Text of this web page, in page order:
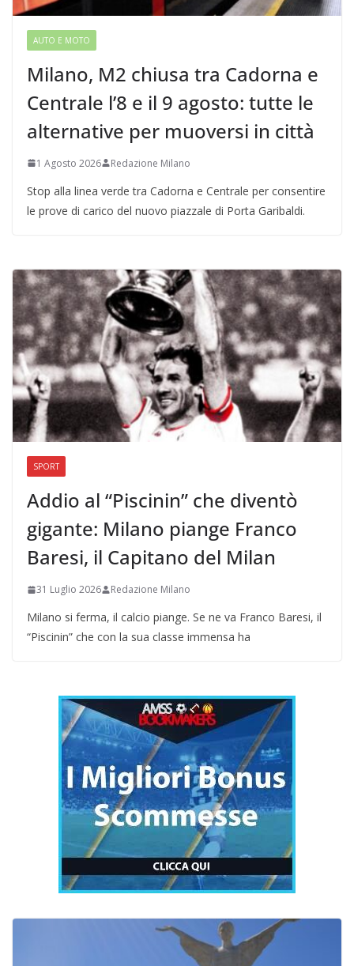
AUTO E MOTO
Milano, M2 chiusa tra Cadorna e
Centrale l’8 e il 9 agosto: tutte le
alternative per muoversi in città
1 Agosto 2026 Redazione Milano
Stop alla linea verde tra Cadorna e Centrale per consentire
le prove di carico del nuovo piazzale di Porta Garibaldi.
SPORT
Addio al “Piscinin” che diventò
gigante: Milano piange Franco
Baresi, il Capitano del Milan
31 Luglio 2026 Redazione Milano
Milano si ferma, il calcio piange. Se ne va Franco Baresi, il
“Piscinin” che con la sua classe immensa ha